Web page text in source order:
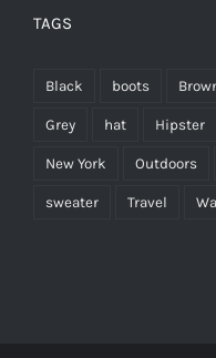
TAGS
Black boots
Grey hat Hipster
New York Outdoors
sweater Travel